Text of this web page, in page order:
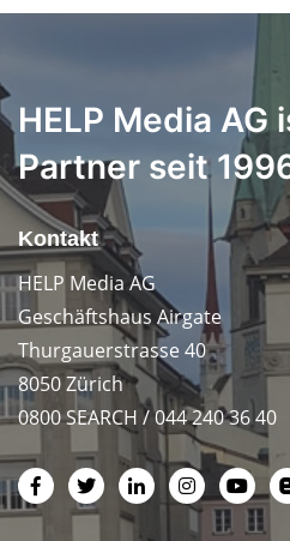
HELP Media AG
Partner seit
Kontakt
HELP Media AG
Geschäftshaus Airgate
Thurgauerstrasse 40
8050 Zürich
0800 SEARCH / 044 240 36 40